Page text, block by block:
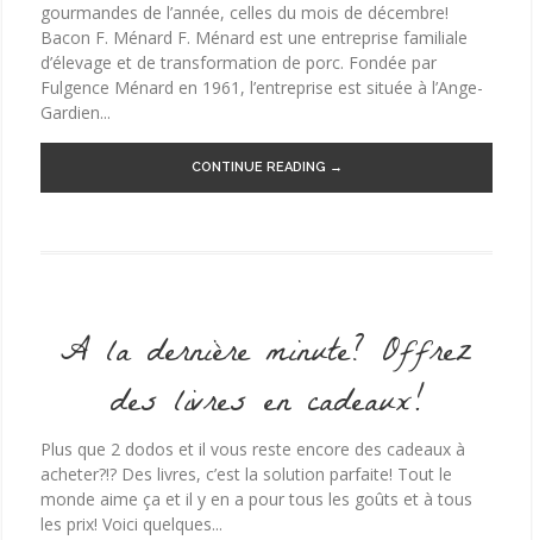
gourmandes de l’année, celles du mois de décembre!
Bacon F. Ménard F. Ménard est une entreprise familiale
d’élevage et de transformation de porc. Fondée par
Fulgence Ménard en 1961, l’entreprise est située à l’Ange-
Gardien...
CONTINUE READING →
A la dernière minute? Offrez
des livres en cadeaux!
Plus que 2 dodos et il vous reste encore des cadeaux à
acheter?!? Des livres, c’est la solution parfaite! Tout le
monde aime ça et il y en a pour tous les goûts et à tous
les prix! Voici quelques...